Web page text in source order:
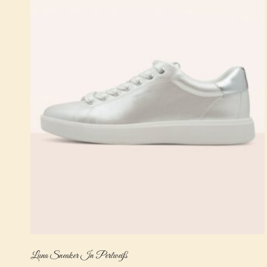
Luna Sneaker In Perlweiß